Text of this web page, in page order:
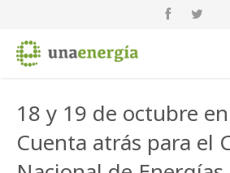
18 y 19 de octubre
Cuenta atrás para el